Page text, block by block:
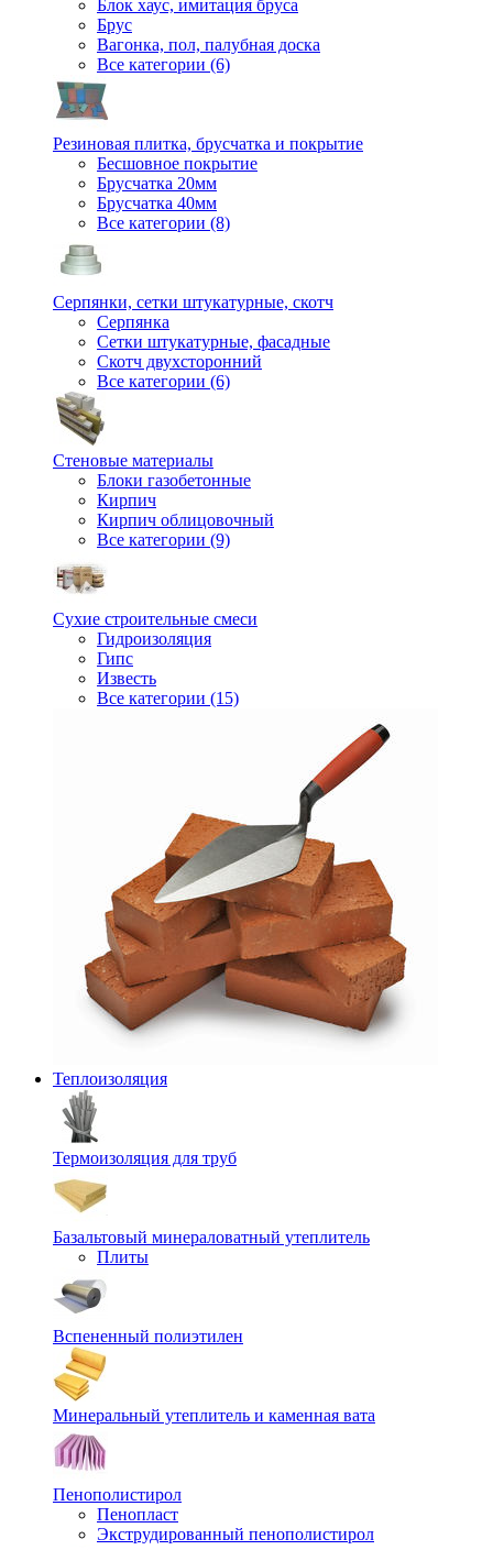
Блок хаус, имитация бруса
Брус
Вагонка, пол, палубная доска
Все категории (6)
Резиновая плитка, брусчатка и покрытие
Бесшовное покрытие
Брусчатка 20мм
Брусчатка 40мм
Все категории (8)
Серпянки, сетки штукатурные, скотч
Серпянка
Сетки штукатурные, фасадные
Скотч двухсторонний
Все категории (6)
Стеновые материалы
Блоки газобетонные
Кирпич
Кирпич облицовочный
Все категории (9)
Сухие строительные смеси
Гидроизоляция
Гипс
Известь
Все категории (15)
Теплоизоляция
Термоизоляция для труб
Базальтовый минераловатный утеплитель
Плиты
Вспененный полиэтилен
Минеральный утеплитель и каменная вата
Пенополистирол
Пенопласт
Экструдированный пенополистирол